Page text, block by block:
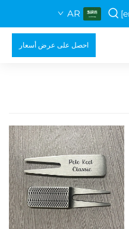
AR
احصل على عرض أسعار